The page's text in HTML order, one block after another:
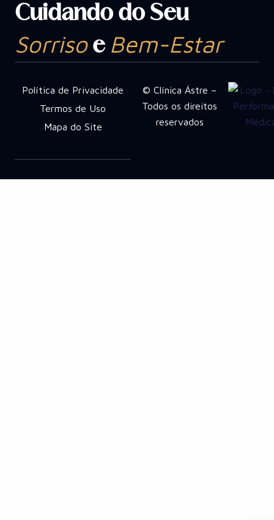
Cuidando do Seu
Sorrisoe Bem-Estar
Política de Privacidade
Termos de Uso
Mapa do Site
© Clínica Ástre –
Todos os direitos
reservados